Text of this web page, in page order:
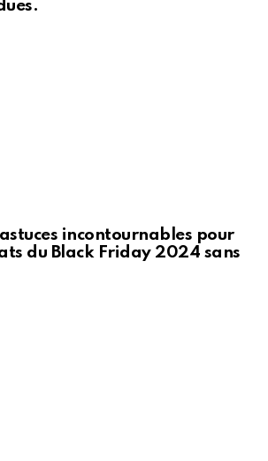
astuces incontournables pour
du Black Friday 2024 sans